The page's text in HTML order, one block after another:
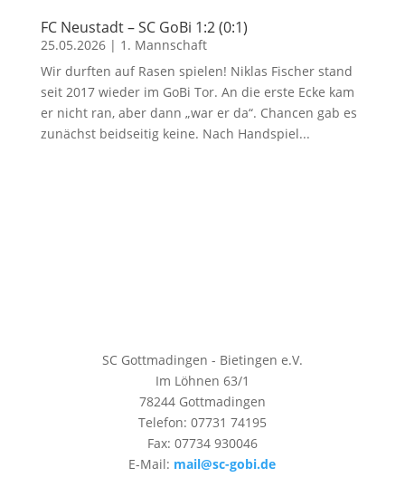
FC Neustadt – SC GoBi 1:2 (0:1)
25.05.2026| 1. Mannschaft
Wir durften auf Rasen spielen! Niklas Fischer stand
seit 2017 wieder im GoBi Tor. An die erste Ecke kam
er nicht ran, aber dann „war er da“. Chancen gab es
zunächst beidseitig keine. Nach Handspiel...
SC Gottmadingen - Bietingen e.V.
Im Löhnen 63/1
78244 Gottmadingen
Telefon: 07731 74195
Fax: 07734 930046
E-Mail: mail@sc-gobi.de